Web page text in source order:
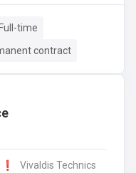
au Service
les délais
dont ils doivent
Full-time
contract